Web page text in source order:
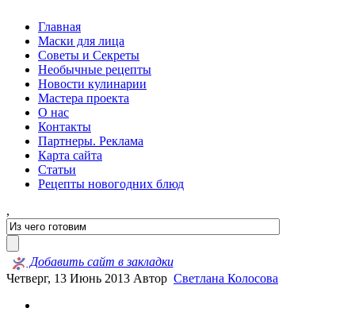
Главная
Маски для лица
Советы и Секреты
Необычные рецепты
Новости кулинарии
Мастера проекта
О нас
Контакты
Партнеры. Реклама
Карта сайта
Статьи
Рецепты новогодних блюд
,
Добавить сайт в закладки
Четверг, 13 Июнь 2013 Автор Светлана Колосова